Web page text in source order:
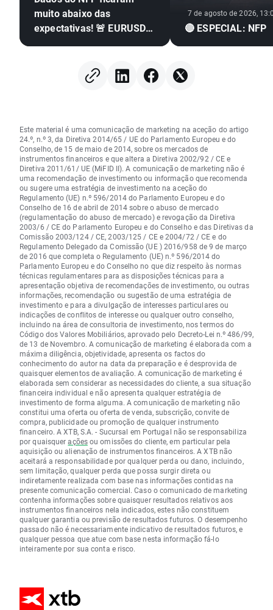
muito abaixo das
expectativas! 🚨 EURUSD
7 de agosto de 2026,
🔴 ESPECIAL: NFP
Este material é uma comunicação de marketing na aceção do artigo
24.º, n.º 3, da Diretiva 2014/65 / UE do Parlamento Europeu e do
Conselho, de 15 de maio de 2014, sobre os mercados de
instrumentos financeiros e que altera a Diretiva 2002/92 / CE e
Diretiva 2011/61/ UE (MiFID II). A comunicação de marketing não é
uma recomendação de investimento ou informação que recomenda
ou sugere uma estratégia de investimento na aceção do
Regulamento (UE) n.º 596/2014 do Parlamento Europeu e do
Conselho de 16 de abril de 2014 sobre o abuso de mercado
(regulamentação do abuso de mercado) e revogação da Diretiva
2003/6 / CE do Parlamento Europeu e do Conselho e das Diretivas da
Comissão 2003/124 / CE, 2003/125 / CE e 2004/72 / CE e do
Regulamento Delegado da Comissão (UE ) 2016/958 de 9 de março
de 2016 que completa o Regulamento (UE) n.º 596/2014 do
Parlamento Europeu e do Conselho no que diz respeito às normas
técnicas regulamentares para as disposições técnicas para a
apresentação objetiva de recomendações de investimento, ou outras
informações, recomendação ou sugestão de uma estratégia de
investimento e para a divulgação de interesses particulares ou
indicações de conflitos de interesse ou qualquer outro conselho,
incluindo na área de consultoria de investimento, nos termos do
Código dos Valores Mobiliários, aprovado pelo Decreto-Lei n.º 486/99,
de 13 de Novembro. A comunicação de marketing é elaborada com a
máxima diligência, objetividade, apresenta os factos do
conhecimento do autor na data da preparação e é desprovida de
quaisquer elementos de avaliação. A comunicação de marketing é
elaborada sem considerar as necessidades do cliente, a sua situação
financeira individual e não apresenta qualquer estratégia de
investimento de forma alguma. A comunicação de marketing não
constitui uma oferta ou oferta de venda, subscrição, convite de
compra, publicidade ou promoção de qualquer instrumento
financeiro. A XTB, S.A. - Sucursal em Portugal não se responsabiliza
por quaisqueraçõesou omissões do cliente, em particular pela
aquisição ou alienação de instrumentos financeiros. A XTB não
aceitará a responsabilidade por qualquer perda ou dano, incluindo,
sem limitação, qualquer perda que possa surgir direta ou
indiretamente realizada com base nas informações contidas na
presente comunicação comercial. Caso o comunicado de marketing
contenha informações sobre quaisquer resultados relativos aos
instrumentos financeiros nela indicados, estes não constituem
qualquer garantia ou previsão de resultados futuros. O desempenho
passado não é necessariamente indicativo de resultados futuros, e
qualquer pessoa que atue com base nesta informação fá-lo
inteiramente por sua conta e risco.